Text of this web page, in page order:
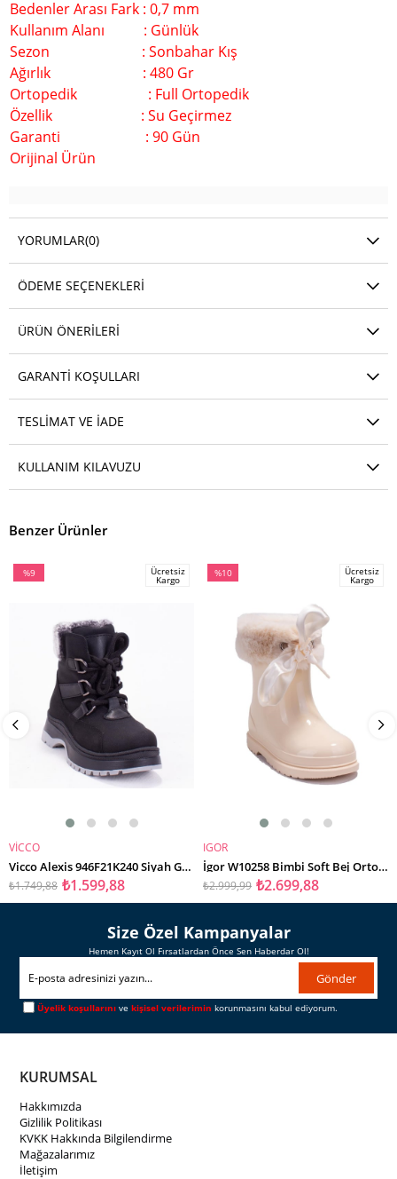
Bedenler Arası Fark : 0,7 mm
Kullanım Alanı : Günlük
Sezon : Sonbahar Kış
Ağırlık : 480 Gr
Ortopedik : Full Ortopedik
Özellik : Su Geçirmez
Garanti : 90 Gün
Orijinal Ürün
YORUMLAR(0)
ÖDEME SEÇENEKLERI
ÜRÜN ÖNERILERI
GARANTI KOŞULLARI
TESLIMAT VE IADE
KULLANIM KILAVUZU
Benzer Ürünler
SEPETE EKLE
%9
Ücretsiz
Kargo
VİCCO
Vicco Alexis 946F21K240 Siyah Günlük Kız Çocuk Spor Bot
₺1.599,88
₺1.749,88
SEPETE EKLE
%10
Ücretsiz
Kargo
IGOR
İgor W10258 Bimbi Soft Bej Ortopedik Kız Çocuk Yağmur Çizme
₺2.699,88
₺2.999,99
Size Özel Kampanyalar
Hemen Kayıt Ol Fırsatlardan Önce Sen Haberdar Ol!
Gönder
Üyelik koşullarını vekişisel verilerimin korunmasını kabul ediyorum.
KURUMSAL
Hakkımızda
Gizlilik Politikası
KVKK Hakkında Bilgilendirme
Mağazalarımız
İletişim